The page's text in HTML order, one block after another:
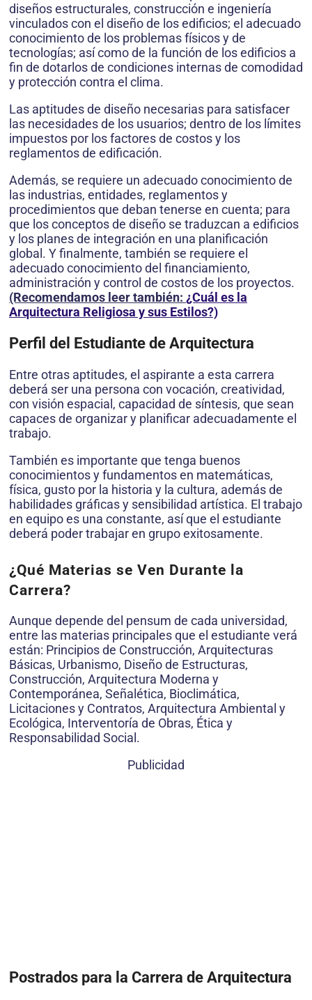
diseños estructurales, construcción e ingeniería
vinculados con el diseño de los edificios; el adecuado
conocimiento de los problemas físicos y de
tecnologías; así como de la función de los edificios a
fin de dotarlos de condiciones internas de comodidad
y protección contra el clima.
Las aptitudes de diseño necesarias para satisfacer
las necesidades de los usuarios; dentro de los límites
impuestos por los factores de costos y los
reglamentos de edificación.
Además, se requiere un adecuado conocimiento de
las industrias, entidades, reglamentos y
procedimientos que deban tenerse en cuenta; para
que los conceptos de diseño se traduzcan a edificios
y los planes de integración en una planificación
global. Y finalmente, también se requiere el
adecuado conocimiento del financiamiento,
administración y control de costos de los proyectos.
(Recomendamos leer también: ¿Cuál es la
Arquitectura Religiosa y sus Estilos?)
Perfil del Estudiante de Arquitectura
Entre otras aptitudes, el aspirante a esta carrera
deberá ser una persona con vocación, creatividad,
con visión espacial, capacidad de síntesis, que sean
capaces de organizar y planificar adecuadamente el
trabajo.
También es importante que tenga buenos
conocimientos y fundamentos en matemáticas,
física, gusto por la historia y la cultura, además de
habilidades gráficas y sensibilidad artística. El trabajo
en equipo es una constante, así que el estudiante
deberá poder trabajar en grupo exitosamente.
¿Qué Materias se Ven Durante la
Carrera?
Aunque depende del pensum de cada universidad,
entre las materias principales que el estudiante verá
están: Principios de Construcción, Arquitecturas
Básicas, Urbanismo, Diseño de Estructuras,
Construcción, Arquitectura Moderna y
Contemporánea, Señalética, Bioclimática,
Licitaciones y Contratos, Arquitectura Ambiental y
Ecológica, Interventoría de Obras, Ética y
Responsabilidad Social.
Publicidad
Postrados para la Carrera de Arquitectura